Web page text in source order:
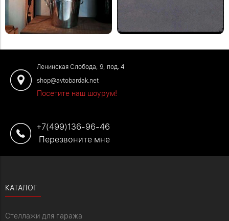
систему стеллажей Woody.
#деревяннаямебель
Ленинская Слобода, 9, под. 4
shop@avtobardak.net
Посетите наш шоурум!
+7(499)136-96-46
Перезвоните мне
КАТАЛОГ
Стеллажи для гаража